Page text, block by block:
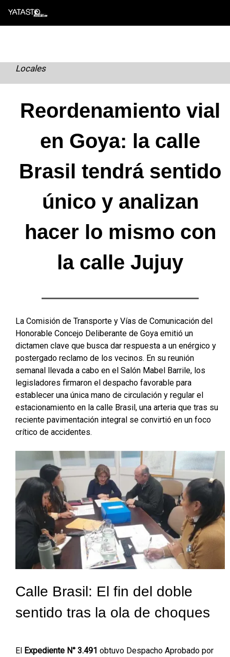
Skip
Locales
Reordenamiento vial
en Goya: la calle
Brasil tendrá sentido
único y analizan
hacer lo mismo con
la calle Jujuy
La Comisión de Transporte y Vías de Comunicación del
Honorable Concejo Deliberante de Goya emitió un
dictamen clave que busca dar respuesta a un enérgico y
postergado reclamo de los vecinos. En su reunión
semanal llevada a cabo en el Salón Mabel Barrile, los
legisladores firmaron el despacho favorable para
establecer una única mano de circulación y regular el
estacionamiento en la calle Brasil, una arteria que tras su
reciente pavimentación integral se convirtió en un foco
crítico de accidentes.
Calle Brasil: El fin del doble
sentido tras la ola de choques
El Expediente N° 3.491 obtuvo Despacho Aprobado por